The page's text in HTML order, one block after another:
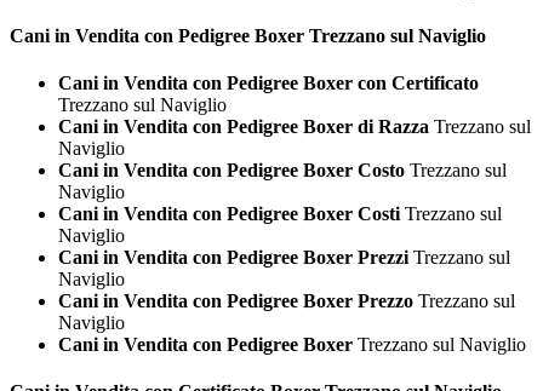
Cani in Vendita con Pedigree Boxer Trezzano sul Naviglio
Cani in Vendita con Pedigree Boxer con Certificato
Trezzano sul Naviglio
Cani in Vendita con Pedigree Boxer di Razza Trezzano sul
Naviglio
Cani in Vendita con Pedigree Boxer Costo Trezzano sul
Naviglio
Cani in Vendita con Pedigree Boxer Costi Trezzano sul
Naviglio
Cani in Vendita con Pedigree Boxer Prezzi Trezzano sul
Naviglio
Cani in Vendita con Pedigree Boxer Prezzo Trezzano sul
Naviglio
Cani in Vendita con Pedigree Boxer Trezzano sul Naviglio